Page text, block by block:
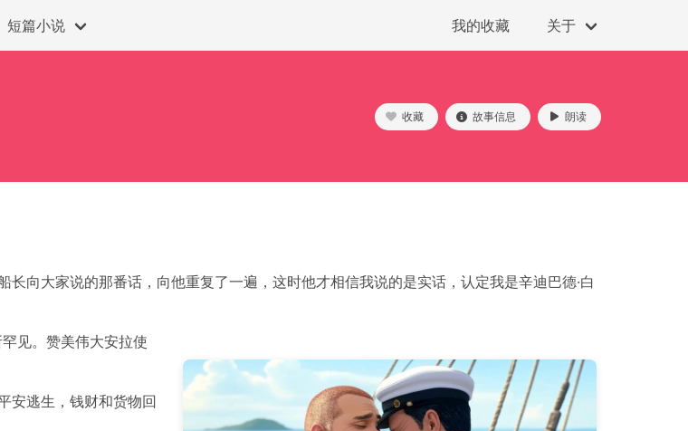
短篇小说 我的收藏 关于
收藏 故事信息 朗读
向大家说的那番话，向他重复了一遍，这时他才相信我说的是实话，认定我是辛迪巴德·白
见。赞美伟大安拉使
安逃生，钱财和货物回